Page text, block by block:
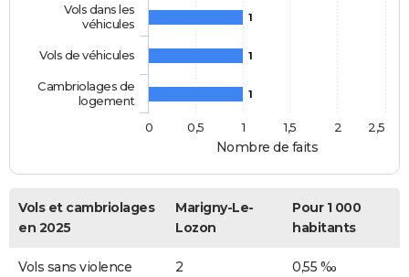
Nombre de faits
1
1
1
Vols dans les
véhicules
Vols de véhicules
Cambriolages de
logement
0
0,5 1 1,5 2 2,5
Vols et cambriolages
en 2025
Marigny-Le-
Lozon
Pour 1 000
habitants
Vols sans violence
2 0,55 ‰